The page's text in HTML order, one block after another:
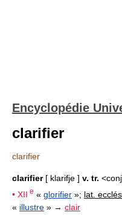
Encyclopédie
clarifier
clarifier
clarifier[ klarifje ] v. tr.
• XII e « glorifier »; lat. ecclés.
« illustre » → clair